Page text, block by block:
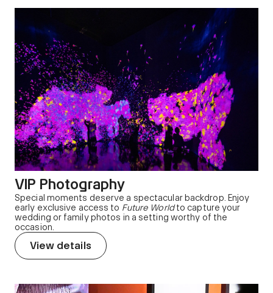
VIP Photography
Special moments deserve a spectacular backdrop. Enjoy
early exclusive access to Future Worldto capture your
wedding or family photos in a setting worthy of the
occasion.
View details